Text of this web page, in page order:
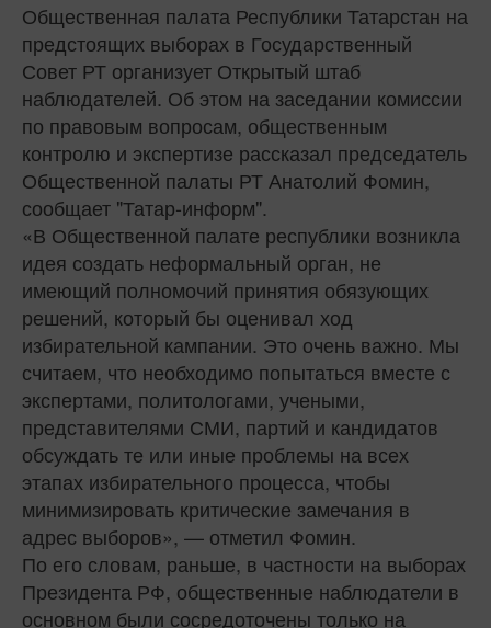
Общественная палата Республики Татарстан на
предстоящих выборах в Государственный
Совет РТ организует Открытый штаб
наблюдателей. Об этом на заседании комиссии
по правовым вопросам, общественным
контролю и экспертизе рассказал председатель
Общественной палаты РТ Анатолий Фомин,
сообщает "Татар-информ".
«В Общественной палате республики возникла
идея создать неформальный орган, не
имеющий полномочий принятия обязующих
решений, который бы оценивал ход
избирательной кампании. Это очень важно. Мы
считаем, что необходимо попытаться вместе с
экспертами, политологами, учеными,
представителями СМИ, партий и кандидатов
обсуждать те или иные проблемы на всех
этапах избирательного процесса, чтобы
минимизировать критические замечания в
адрес выборов», — отметил Фомин.
По его словам, раньше, в частности на выборах
Президента РФ, общественные наблюдатели в
основном были сосредоточены только на